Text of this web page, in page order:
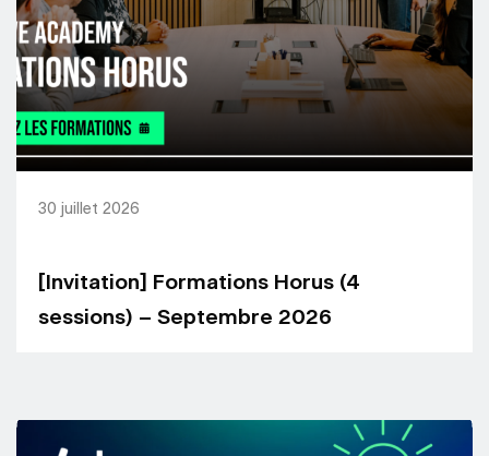
[Invitation] Formations Horus (4
sessions) – Septembre 2026
30 juillet 2026